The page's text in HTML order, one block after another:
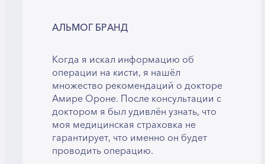
АЛЬМОГ БРАНД
Когда я искал информацию об
операции на кисти, я нашёл
множество рекомендаций о докторе
Амире Ороне. После консультации с
доктором я был удивлён узнать, что
моя медицинская страховка не
гарантирует, что именно он будет
проводить операцию.